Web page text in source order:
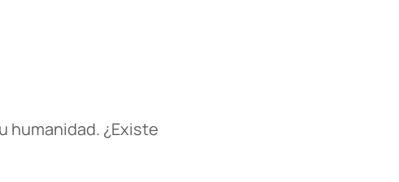
humanidad. ¿Existe